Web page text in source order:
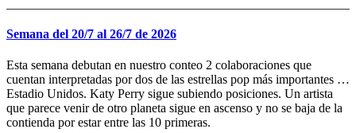
Semana del 20/7 al 26/7 de 2026
Esta semana debutan en nuestro conteo 2 colaboraciones que
cuentan interpretadas por dos de las estrellas pop más importantes de
Estadio Unidos. Katy Perry sigue subiendo posiciones. Un artista
que parece venir de otro planeta sigue en ascenso y no se baja de la
contienda por estar entre las 10 primeras.